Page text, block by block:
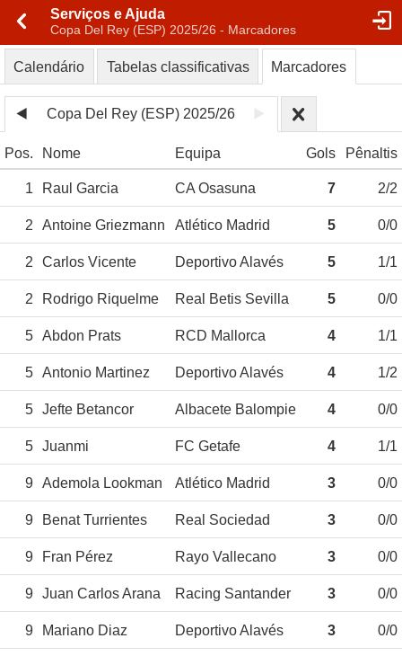
Serviços e Ajuda
Copa Del Rey (ESP) 2025/26 - Marcadores
Calendário Tabelas classificativas Marcadores
Copa Del Rey (ESP) 2025/26
Pos. Nome Equipa Gols Pênaltis
1 Raul Garcia CA Osasuna 7 2/2
2 Antoine Griezmann Atlético Madrid 5 0/0
2 Carlos Vicente Deportivo Alavés 5 1/1
2 Rodrigo Riquelme Real Betis Sevilla 5 0/0
5 Abdon Prats RCD Mallorca 4 1/1
5 Antonio Martinez Deportivo Alavés 4 1/2
5 Jefte Betancor Albacete Balompie 4 0/0
5 Juanmi FC Getafe 4 1/1
9 Ademola Lookman Atlético Madrid 3 0/0
9 Benat Turrientes Real Sociedad 3 0/0
9 Fran Pérez Rayo Vallecano 3 0/0
9 Juan Carlos Arana Racing Santander 3 0/0
9 Mariano Diaz Deportivo Alavés 3 0/0